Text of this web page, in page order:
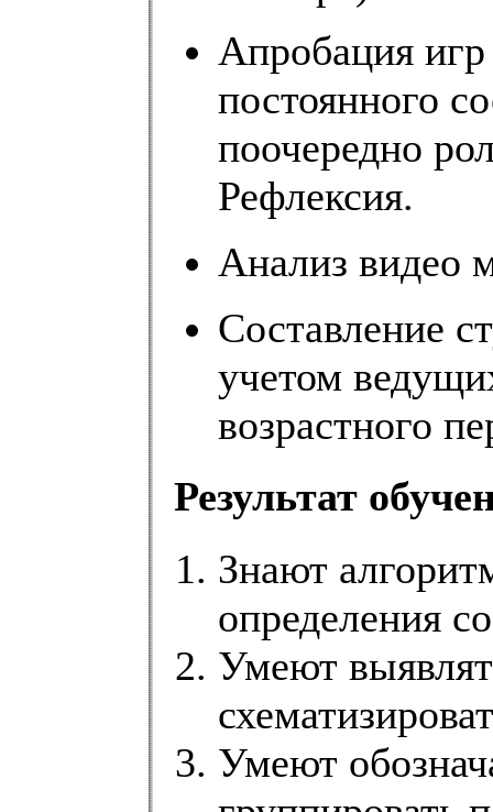
Апробация
постоянного
поочередно
Рефлексия.
Анализ видео
Составление
учетом
возрастного
Результат
Знают
определения
Умеют
Умеют